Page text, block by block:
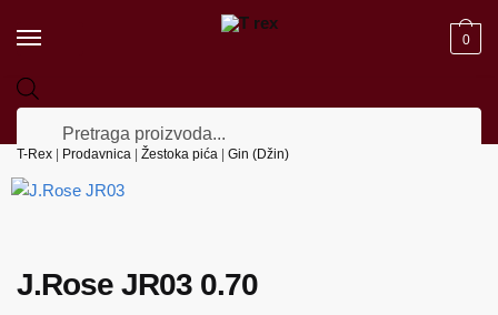
0
T-Rex Prodavnica Žestoka pića Gin (Džin)
J.Rose JR03 0.70